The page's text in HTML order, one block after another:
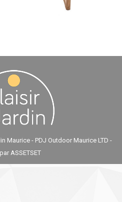
Maurice - PDJ Outdoor Maurice LTD -
ASSETSET